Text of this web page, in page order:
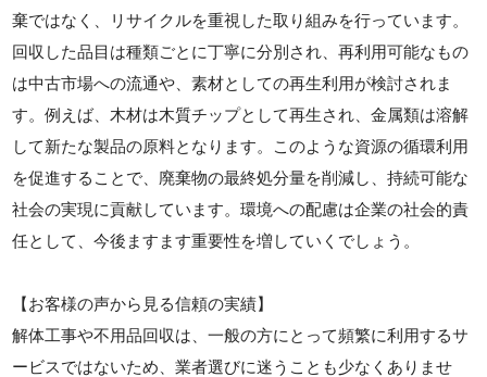
棄ではなく、リサイクルを重視した取り組みを行っています。
回収した品目は種類ごとに丁寧に分別され、再利用可能なもの
は中古市場への流通や、素材としての再生利用が検討されま
す。例えば、木材は木質チップとして再生され、金属類は溶解
して新たな製品の原料となります。このような資源の循環利用
を促進することで、廃棄物の最終処分量を削減し、持続可能な
社会の実現に貢献しています。環境への配慮は企業の社会的責
任として、今後ますます重要性を増していくでしょう。
【お客様の声から見る信頼の実績】
解体工事や不用品回収は、一般の方にとって頻繁に利用するサ
ービスではないため、業者選びに迷うことも少なくありませ